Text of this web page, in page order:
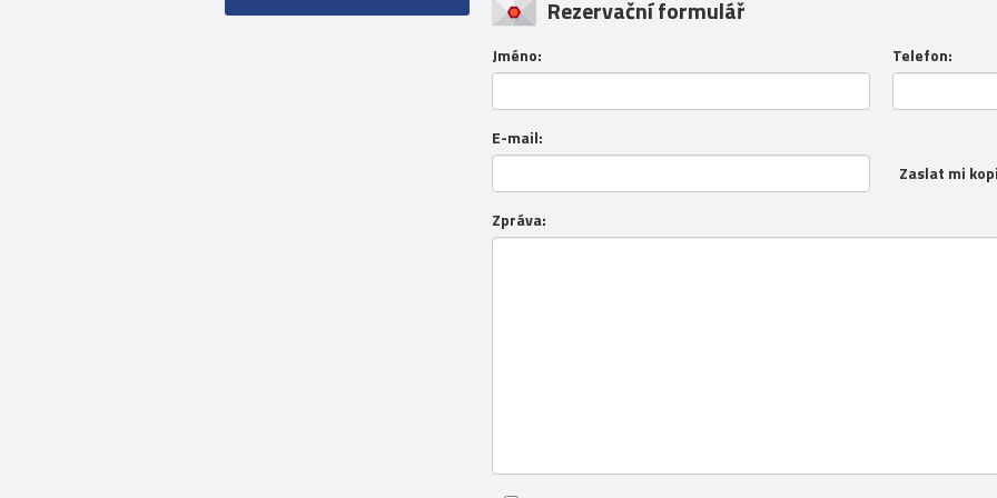
Rezervační formulář
Jméno: Telefon:
E-mail:
Zaslat mi
Zpráva: